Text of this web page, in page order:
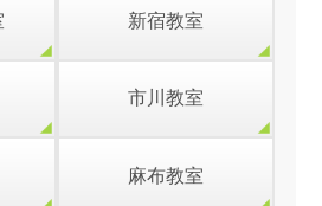
新宿教室
市川教室
麻布教室